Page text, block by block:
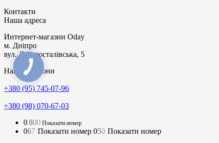
Контакти
Наша адреса
Интернет-магазин Oday
м. Дніпро
вул. Дніпросталівська, 5
Наші телефони
+380 (95) 745-07-96
+380 (98) 070-67-03
0800 Показати номер
067 Показати номер 050 Показати номер